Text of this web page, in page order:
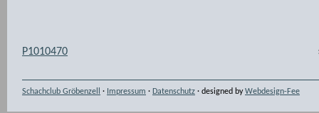
P1010470
Schachclub Gröbenzell · Impressum · Datenschutz · designed byWebdesign-Fee